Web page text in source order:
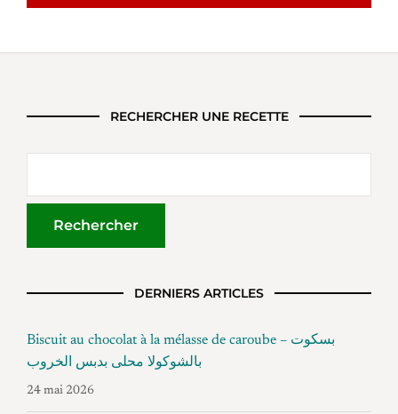
RECHERCHER UNE RECETTE
DERNIERS ARTICLES
Biscuit au chocolat à la mélasse de caroube – بسكوت
بالشوكولا محلى بدبس الخروب
24 mai 2026